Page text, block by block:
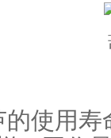
使用